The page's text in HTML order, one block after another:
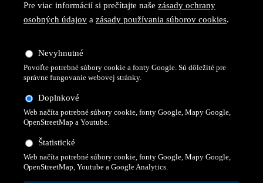
sieťach
Pre viac informácií si prečítajte našezásady ochrany
osobných údajov azásady používania súborov cookies.
Nevyhnutné
Povoľte potrebné súbory cookie a fonty Google. Sú dôležité pre
správne fungovanie webovej stránky.
Doplnkové
Web načíta potrebné súbory cookie, fonty Google, Mapy Google,
OpenStreetMap a Youtube.
Štatistické
Web načíta potrebné súbory cookie, fonty Google, Mapy Google,
OpenStreetMap, Youtube a Google Analytics.